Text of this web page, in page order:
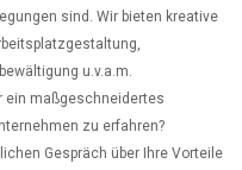
sind. Wir bieten kreative
u.v.a.m.
ein maßgeschneidertes
zu erfahren?
Gespräch über Ihre Vorteile